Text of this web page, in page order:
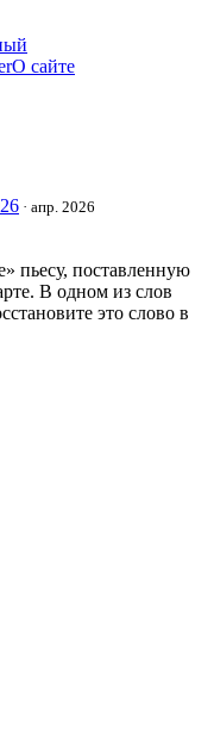
О сайте
· апр. 2026
пьесу, поставленную
В одном из слов
это слово в